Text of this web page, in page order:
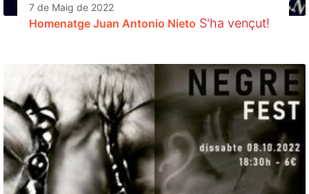
7 de Maig de 2022
Homenatge Juan Antonio Nieto S'ha vençut!